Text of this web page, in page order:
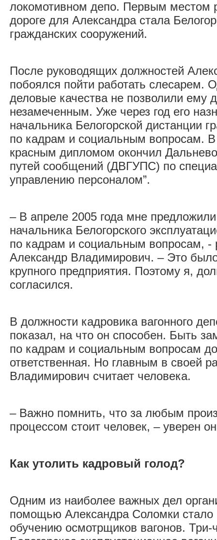
локомотивном депо. Первым местом
дороге для Александра стала
гражданских сооружений.
После руководящих должностей
побоялся пойти работать слесарем.
деловые качества не позволили ему
незамеченным. Уже через год его
начальника Белогорской дистанции
по кадрам и социальным вопросам. В
красным дипломом окончил
путей сообщений (ДВГУПС) по
управлению персоналом”.
– В апреле 2005 года мне
начальника Белогорского
по кадрам и социальным вопросам, -
Александр Владимирович. – Это
крупного предприятия. Поэтому я,
согласился.
В должности кадровика вагонного
показал, на что он способен. Быть
по кадрам и социальным вопросам
ответственная. Но главным в своей
Владимирович считает человека.
– Важно помнить, что за любым
процессом стоит человек, – уверен
Как утолить кадровый голод?
Одним из наиболее важных дел
помощью Александра Соломки стало
обучению осмотрщиков вагонов. Три-